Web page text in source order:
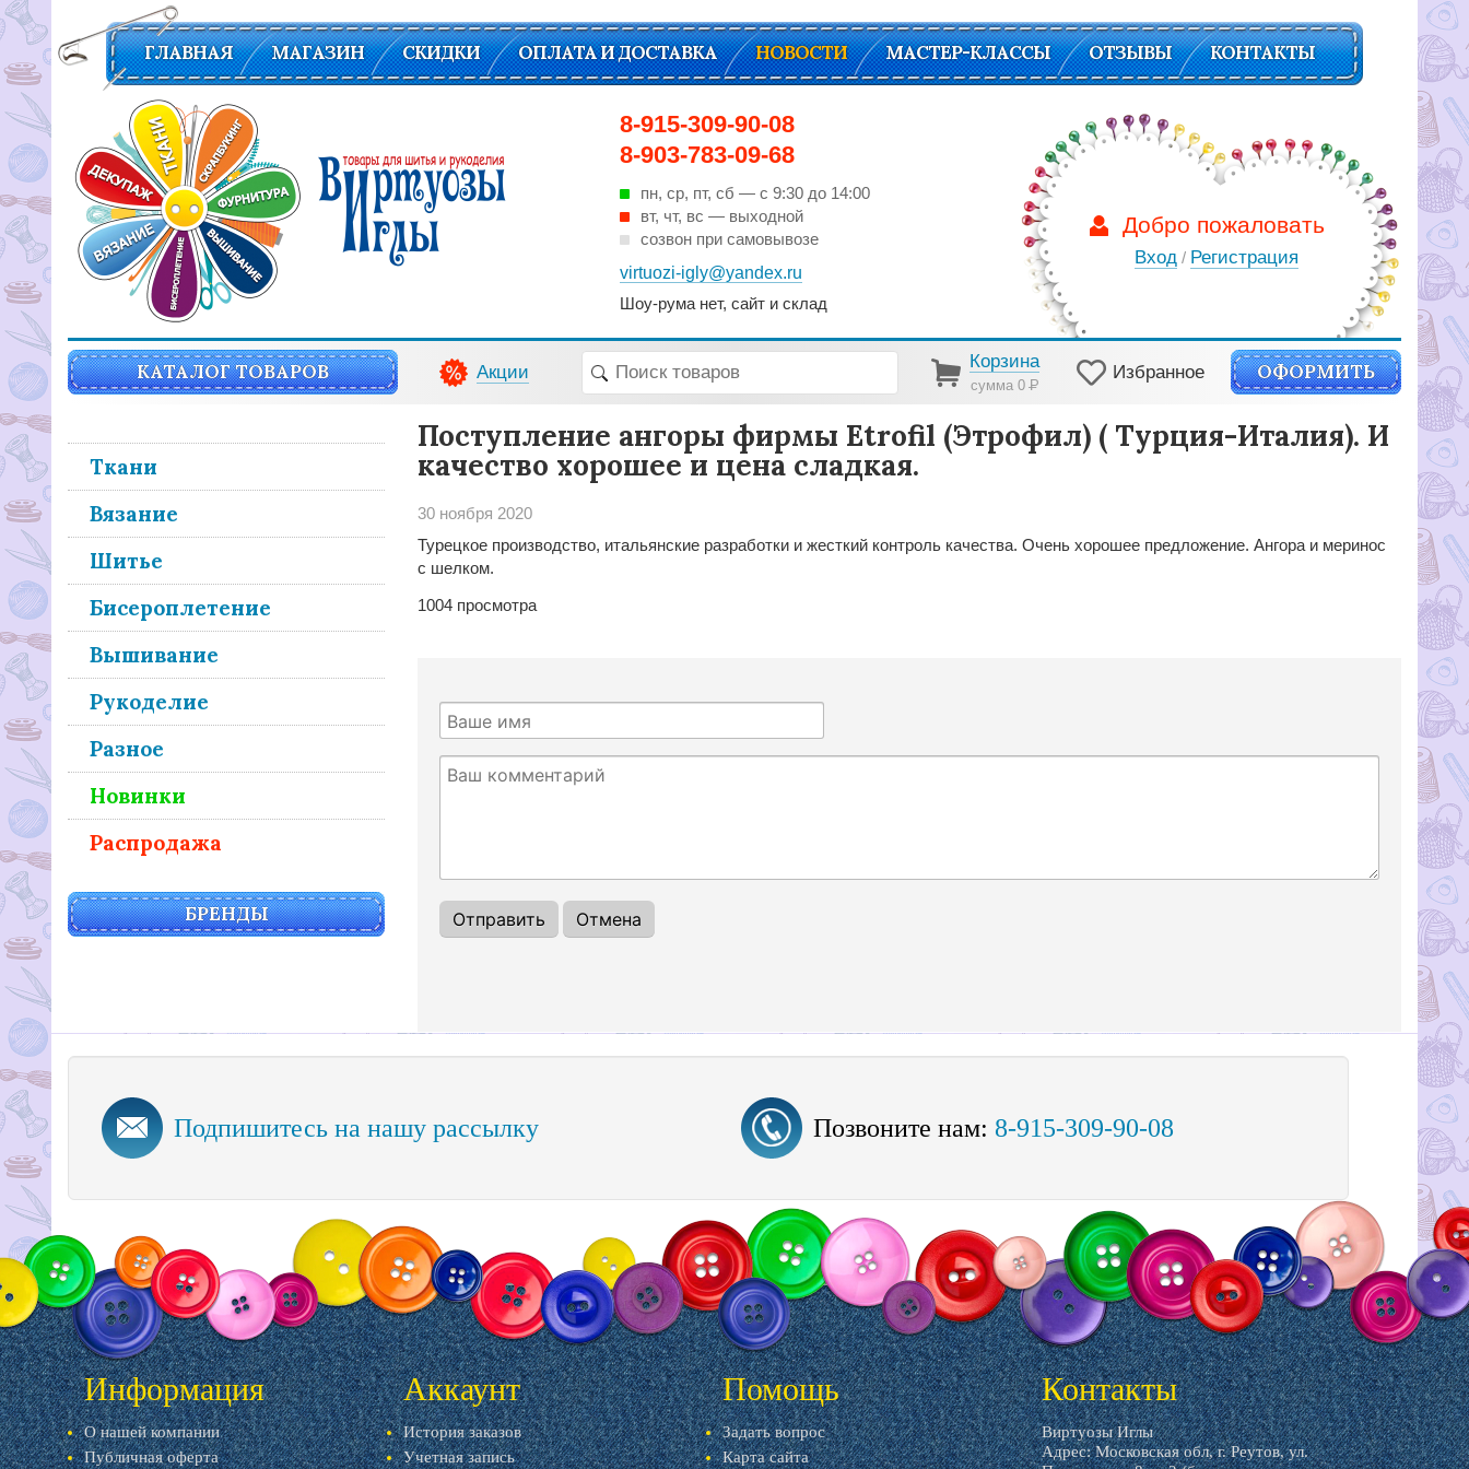
8-915-309-90-08
8-903-783-09-68
пн, ср, пт, cб — с 9:30 до 14:00
вт, чт, вс — выходной
созвон при самовывозе
virtuozi-igly@yandex.ru
Шоу-рума нет, сайт и склад
ГЛАВНАЯ МАГАЗИН СКИДКИ ОПЛАТА И ДОСТАВКА НОВОСТИ МАСТЕР-КЛАССЫ ОТЗЫВЫ КОНТАКТЫ
Добро пожаловать
Вход / Регистрация
КАТАЛОГ ТОВАРОВ Акции
Корзина
сумма 0Р
Избранное ОФОРМИТЬ
Ткани
Вязание
Шитье
Бисероплетение
Вышивание
Рукоделие
Разное
Новинки
Распродажа
БРЕНДЫ
Поступление ангоры фирмы Etrofil (Этрофил) ( Турция-Италия). И
качество хорошее и цена сладкая.
30 ноября 2020
Турецкое производство, итальянские разработки и жесткий контроль качества. Очень хорошее предложение. Ангора и меринос
с шелком.
1004 просмотра
Подпишитесь на нашу рассылку Позвоните нам: 8-915-309-90-08
Информация
О нашей компании
Публичная оферта
Аккаунт
История заказов
Учетная запись
Помощь
Задать вопрос
Карта сайта
Контакты
Виртуозы Иглы
Адрес: Московская обл, г. Реутов, ул.